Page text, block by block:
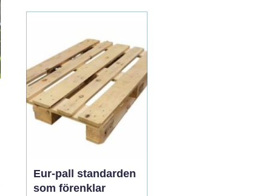
Eur-pall standarden
som förenklar